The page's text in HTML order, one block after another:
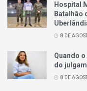
Hospital
Batalhão
8 DE
Quando
do
8 DE